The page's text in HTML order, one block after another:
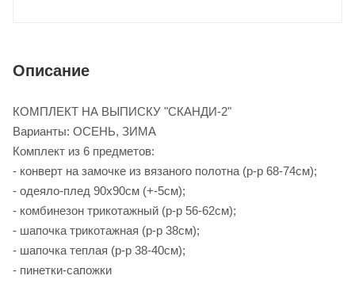
Описание
КОМПЛЕКТ НА ВЫПИСКУ "СКАНДИ-2"
Варианты: ОСЕНЬ, ЗИМА
Комплект из 6 предметов:
- конверт на замочке из вязаного полотна (р-р 68-74см);
- одеяло-плед 90х90см (+-5см);
- комбинезон трикотажный (р-р 56-62см);
- шапочка трикотажная (р-р 38см);
- шапочка теплая (р-р 38-40см);
- пинетки-сапожки